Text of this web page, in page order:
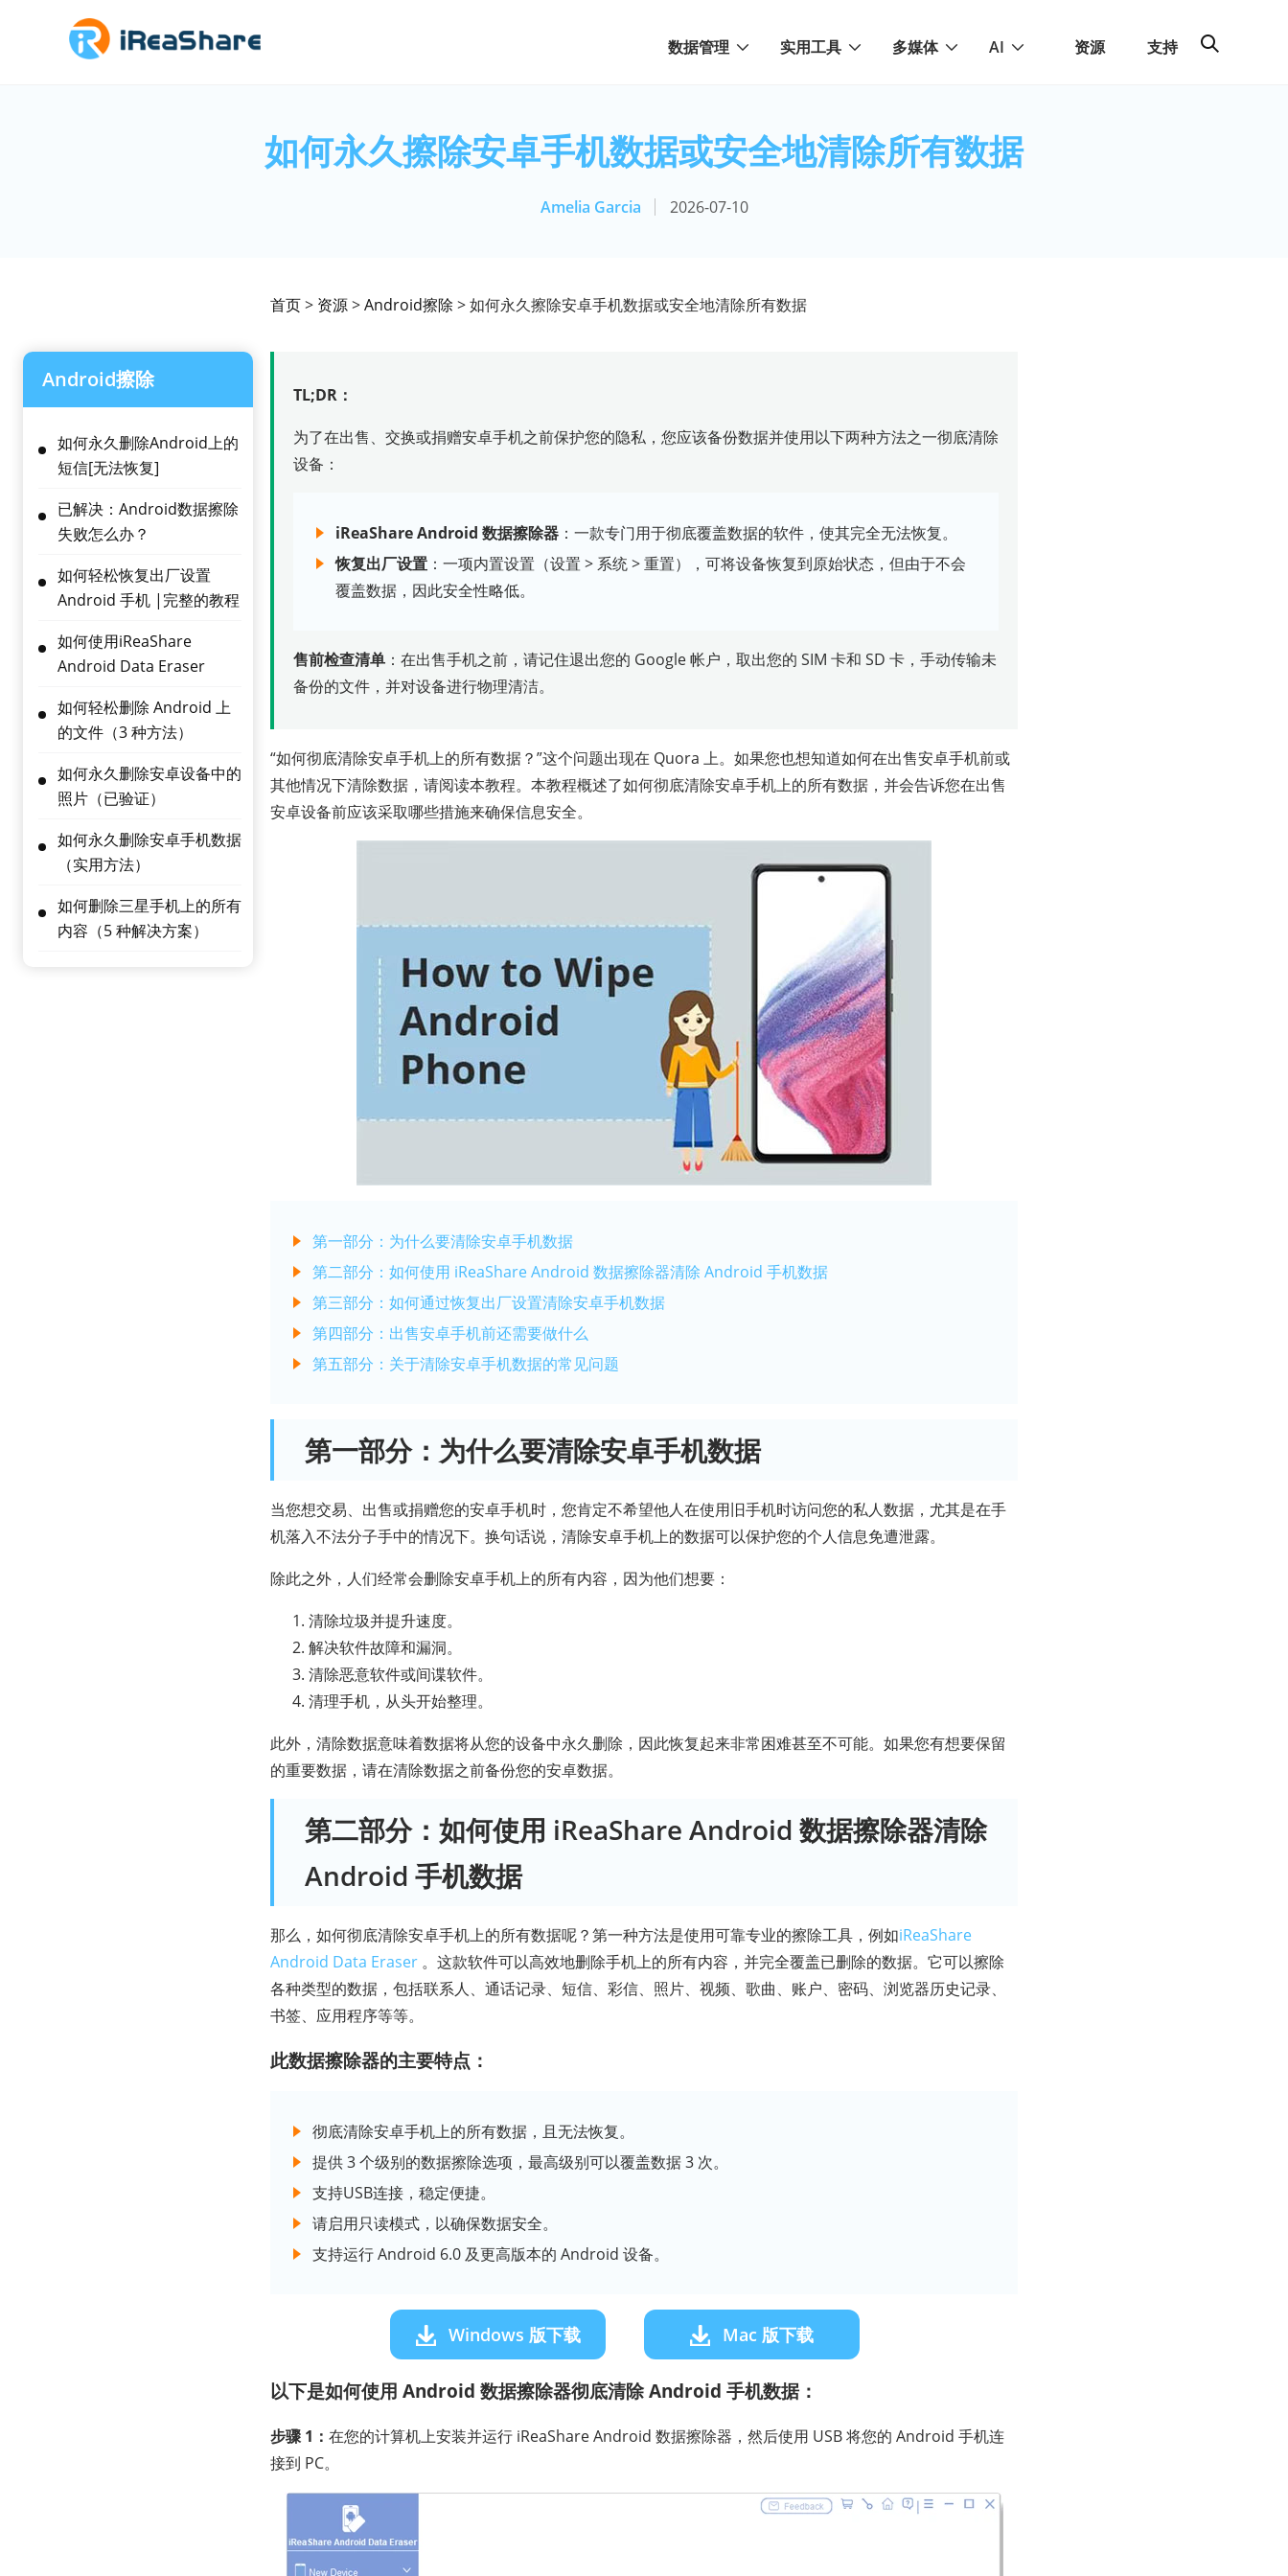
数据管理 实用工具 多媒体 AI 资源 支持
如何永久擦除安卓手机数据或安全地清除所有数据
Amelia Garcia 2026-07-10
首页> 资源>Android擦除 > 如何永久擦除安卓手机数据或安全地清除所有数据
Android擦除
如何永久删除Android上的
短信[无法恢复]
已解决：Android数据擦除
失败怎么办？
如何轻松恢复出厂设置
Android 手机 |完整的教程
如何使用iReaShare
Android Data Eraser
如何轻松删除 Android 上
的文件（3 种方法）
如何永久删除安卓设备中的
照片（已验证）
如何永久删除安卓手机数据
（实用方法）
如何删除三星手机上的所有
内容（5 种解决方案）
TL;DR：
为了在出售、交换或捐赠安卓手机之前保护您的隐私，您应该备份数据并使用以下两种方法之一彻底清除
设备：
iReaShare Android 数据擦除器 ：一款专门用于彻底覆盖数据的软件，使其完全无法恢复。
恢复出厂设置 ：一项内置设置（设置 > 系统 > 重置），可将设备恢复到原始状态，但由于不会
覆盖数据，因此安全性略低。
售前检查清单 ：在出售手机之前，请记住退出您的 Google 帐户，取出您的 SIM 卡和 SD 卡，手动传输未
备份的文件，并对设备进行物理清洁。
“如何彻底清除安卓手机上的所有数据？”这个问题出现在 Quora 上。如果您也想知道如何在出售安卓手机前或
其他情况下清除数据，请阅读本教程。本教程概述了如何彻底清除安卓手机上的所有数据，并会告诉您在出售
安卓设备前应该采取哪些措施来确保信息安全。
第一部分：为什么要清除安卓手机数据
第二部分：如何使用 iReaShare Android 数据擦除器清除 Android 手机数据
第三部分：如何通过恢复出厂设置清除安卓手机数据
第四部分：出售安卓手机前还需要做什么
第五部分：关于清除安卓手机数据的常见问题
第一部分：为什么要清除安卓手机数据
当您想交易、出售或捐赠您的安卓手机时，您肯定不希望他人在使用旧手机时访问您的私人数据，尤其是在手
机落入不法分子手中的情况下。换句话说，清除安卓手机上的数据可以保护您的个人信息免遭泄露。
除此之外，人们经常会删除安卓手机上的所有内容，因为他们想要：
清除垃圾并提升速度。
解决软件故障和漏洞。
清除恶意软件或间谍软件。
清理手机，从头开始整理。
此外，清除数据意味着数据将从您的设备中永久删除，因此恢复起来非常困难甚至不可能。如果您有想要保留
的重要数据，请在清除数据之前备份您的安卓数据。
第二部分：如何使用 iReaShare Android 数据擦除器清除
Android 手机数据
那么，如何彻底清除安卓手机上的所有数据呢？第一种方法是使用可靠专业的擦除工具，例如iReaShare
Android Data Eraser 。这款软件可以高效地删除手机上的所有内容，并完全覆盖已删除的数据。它可以擦除
各种类型的数据，包括联系人、通话记录、短信、彩信、照片、视频、歌曲、账户、密码、浏览器历史记录、
书签、应用程序等等。
此数据擦除器的主要特点：
彻底清除安卓手机上的所有数据，且无法恢复。
提供 3 个级别的数据擦除选项，最高级别可以覆盖数据 3 次。
支持USB连接，稳定便捷。
请启用只读模式，以确保数据安全。
支持运行 Android 6.0 及更高版本的 Android 设备。
Windows 版下载 Mac 版下载
以下是如何使用 Android 数据擦除器彻底清除 Android 手机数据：
步骤 1： 在您的计算机上安装并运行 iReaShare Android 数据擦除器，然后使用 USB 将您的 Android 手机连
接到 PC。